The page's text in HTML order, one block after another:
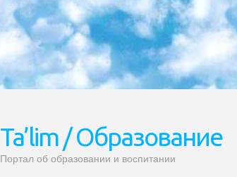
Ta’lim / Образование
Портал об образовании и воспитании